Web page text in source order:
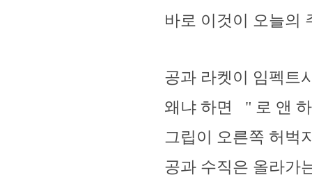
바로 이것이 오늘의
공과 라켓이 임펙트
왜냐 하면 " 로 앤
그립이 오른쪽 허벅
공과 수직은 올라가